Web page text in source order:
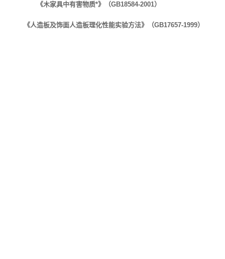
《木家具中有害物质*》 （GB18584-2001）
《人造板及饰面人造板理化性能实验方法》（GB17657-1999）